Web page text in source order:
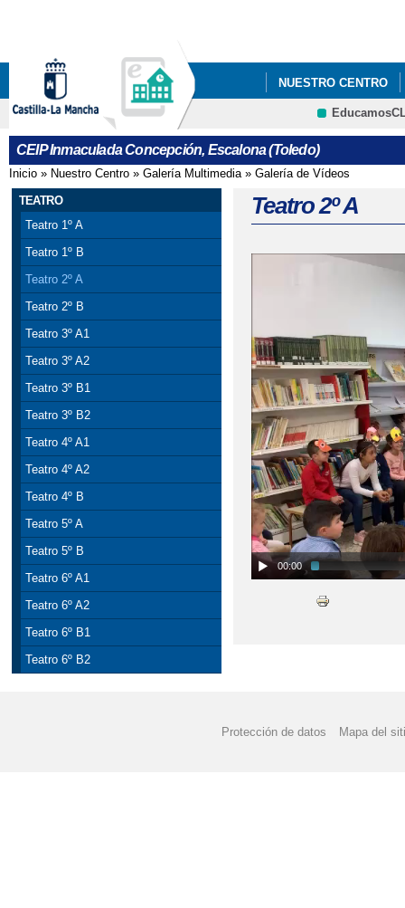
NUESTRO CENTRO
INFÓRMATE
CEIP Inmaculada Concepción, Escalona (Toledo)
Se encuentra usted aquí
Inicio » Nuestro Centro » Galería Multimedia» Galería de Vídeos
TEATRO
Teatro 1º A
Teatro 1º B
Teatro 2º A
Teatro 2º B
Teatro 3º A1
Teatro 3º A2
Teatro 3º B1
Teatro 3º B2
Teatro 4º A1
Teatro 4º A2
Teatro 4º B
Teatro 5º A
Teatro 5º B
Teatro 6º A1
Teatro 6º A2
Teatro 6º B1
Teatro 6º B2
Teatro 2º A
00:00
Protección de datos Mapa del